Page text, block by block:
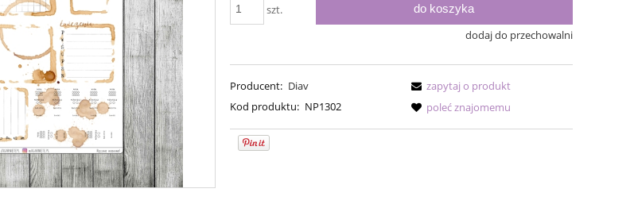
szt. do koszyka
dodaj do przechowalni
Producent: Diav
Kod produktu: NP1302
zapytaj o produkt
poleć znajomemu